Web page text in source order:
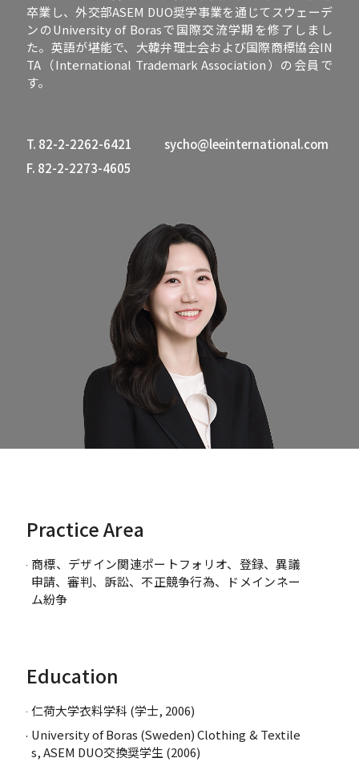
卒業し、外交部ASEM DUO奨学事業を通じてスウェーデ
ンのUniversity of Borasで国際交流学期を修了しまし
た。英語が堪能で、大韓弁理士会および国際商標協会IN
TA（International Trademark Association）の会員で
す。
T. 82-2-2262-6421
F. 82-2-2273-4605
sycho@leeinternational.com
Practice Area
商標、デザイン関連ポートフォリオ、登録、異議
申請、審判、訴訟、不正競争行為、ドメインネー
ム紛争
Education
仁荷大学衣料学科 (学士, 2006)
University of Boras (Sweden) Clothing & Textile
s, ASEM DUO交換奨学生 (2006)